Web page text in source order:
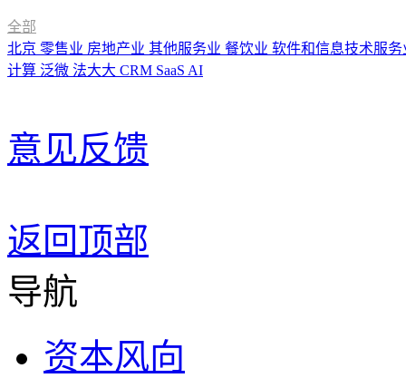
全部
北京 零售业 房地产业 其他服务业 餐饮业 软件和信息技术服
计算 泛微 法大大 CRM SaaS AI
意见反馈
返回顶部
导航
资本风向